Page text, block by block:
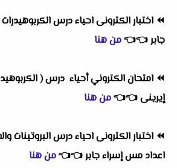
⏪ اختبار الكترونى احياء درس
جابر👈
👈من هنا
⏪ امتحان الكتروني أحياء درس (
إيرينى👈
👈من هنا
⏪ اختبار الكترونى احياء درس البروتينات
اعداد مس إسراء جابر👈
👈من هنا